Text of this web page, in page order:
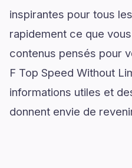
inspirantes pour tous
rapidement ce que
contenus pensés pour
F Top Speed Without
informations utiles et
donnent envie de